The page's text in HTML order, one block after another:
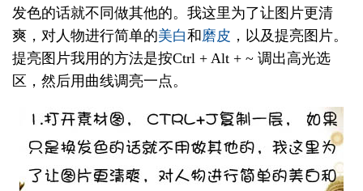
发色的话就不同做其他的。我这里为了让图片更清
爽，对人物进行简单的美白和磨皮 ，以及提亮图片。
提亮图片我用的方法是按Ctrl + Alt + ~ 调出高光选
区，然后用曲线调亮一点。